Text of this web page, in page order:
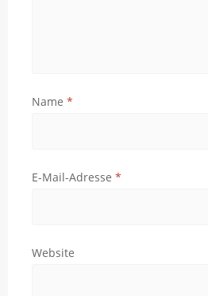
Name *
E-Mail-Adresse *
Website